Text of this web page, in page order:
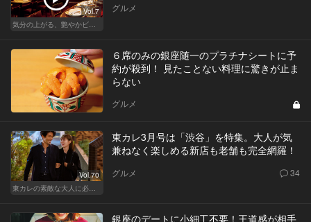
Vol.7
気分の上がる、艶やかビストロ
グルメ
６席のみの銀座随一のプラチナシートに予
約が殺到！ 見たことない料理に驚きが止ま
らない
グルメ
Vol.70
東カレの素敵な大人に必要なこと
東カレ3月号は「渋谷」を特集。大人が気
兼ねなく楽しめる新店も老舗も完全網羅！
グルメ 34
銀座のデートに小細工不要！王道感が相手